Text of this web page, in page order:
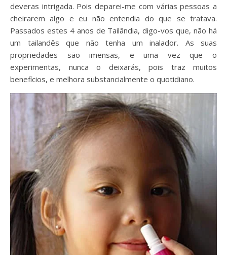
deveras intrigada. Pois deparei-me com várias pessoas a
cheirarem algo e eu não entendia do que se tratava.
Passados estes 4 anos de Tailândia, digo-vos que, não há
um tailandês que não tenha um inalador. As suas
propriedades são imensas, e uma vez que o
experimentas, nunca o deixarás, pois traz muitos
benefícios, e melhora substancialmente o quotidiano.